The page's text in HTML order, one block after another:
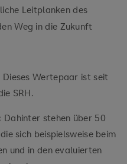
Leitplanken des
Weg in die Zukunft
Dieses Wertepaar ist seit
SRH.
Dahinter stehen über 50
sich beispielsweise beim
und in den evaluierten